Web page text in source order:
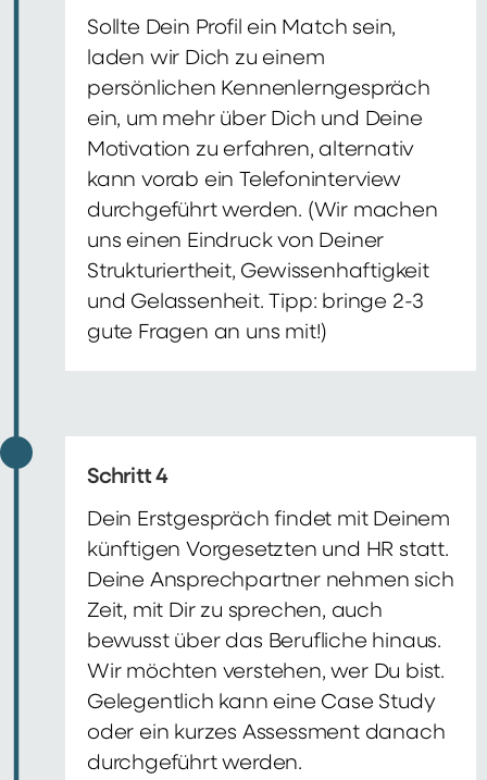
Sollte Dein Profil ein Match sein,
laden wir Dich zu einem
persönlichen Kennenlerngespräch
ein, um mehr über Dich und Deine
Motivation zu erfahren, alternativ
kann vorab ein Telefoninterview
durchgeführt werden. (Wir machen
uns einen Eindruck von Deiner
Strukturiertheit, Gewissenhaftigkeit
und Gelassenheit. Tipp: bringe 2-3
gute Fragen an uns mit!)
Schritt 4
Dein Erstgespräch findet mit Deinem
künftigen Vorgesetzten und HR statt.
Deine Ansprechpartner nehmen sich
Zeit, mit Dir zu sprechen, auch
bewusst über das Berufliche hinaus.
Wir möchten verstehen, wer Du bist.
Gelegentlich kann eine Case Study
oder ein kurzes Assessment danach
durchgeführt werden.